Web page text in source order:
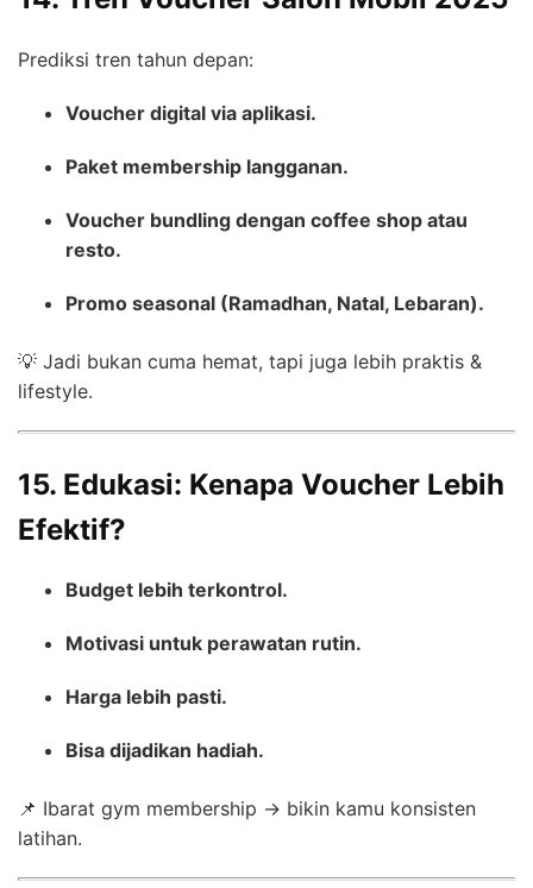
Prediksi tren tahun depan:
Voucher digital via aplikasi.
Paket membership langganan.
Voucher bundling dengan coffee shop atau
resto.
Promo seasonal (Ramadhan, Natal, Lebaran).
💡 Jadi bukan cuma hemat, tapi juga lebih praktis &
lifestyle.
15. Edukasi: Kenapa Voucher Lebih
Efektif?
Budget lebih terkontrol.
Motivasi untuk perawatan rutin.
Harga lebih pasti.
Bisa dijadikan hadiah.
📌 Ibarat gym membership → bikin kamu konsisten
latihan.